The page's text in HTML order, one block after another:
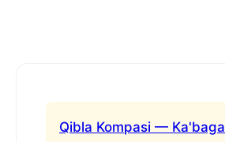
Qibla Kompasi — Ka'baga